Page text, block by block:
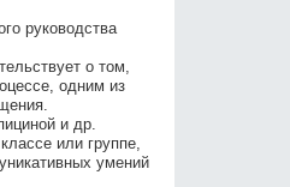
руководства
о том,
одним из
и др.
или группе,
умений